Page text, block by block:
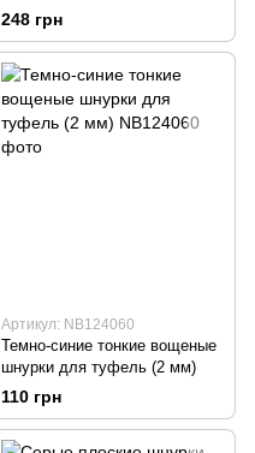
248 грн
Артикул: NB124060
Темно-синие тонкие вощеные
шнурки для туфель (2 мм)
110 грн